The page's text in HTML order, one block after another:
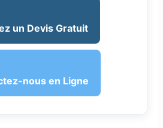
un Devis Gratuit
nous en Ligne